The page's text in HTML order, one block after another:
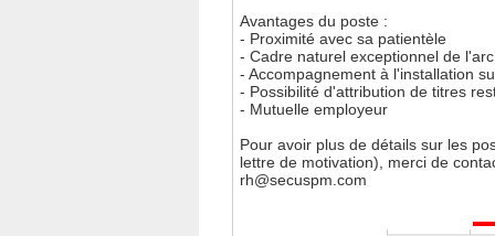
Avantages du poste :
- Proximité avec sa patientèle
- Cadre naturel exceptionnel de
- Accompagnement à l'installation
- Possibilité d'attribution de titres
- Mutuelle employeur
Pour avoir plus de détails sur les
lettre de motivation), merci de
rh@secuspm.com